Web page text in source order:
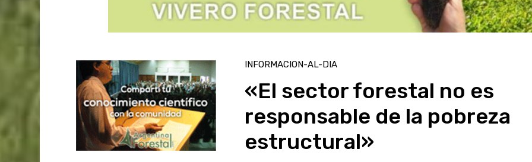
INFORMACION-AL-DIA
«El sector forestal no es
responsable de la pobreza
estructural»